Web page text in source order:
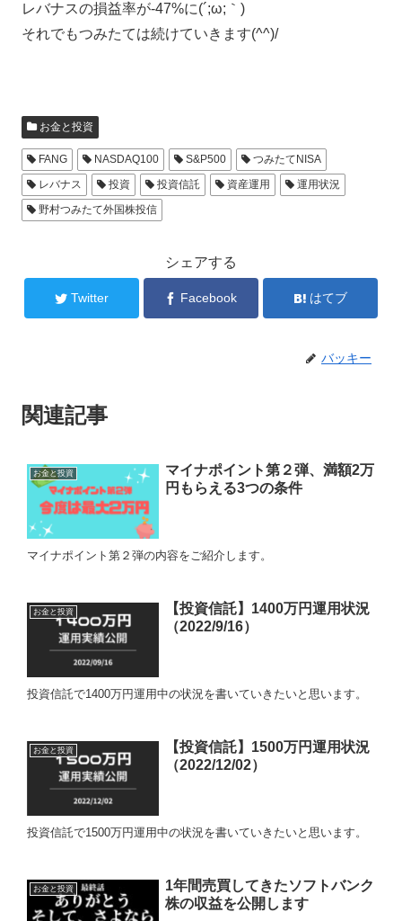
レバナスの損益率が-47%に(´;ω;｀)
それでもつみたては続けていきます(^^)/
お金と投資
FANG NASDAQ100 S&P500
つみたてNISA
レバナス
投資 投資信託 資産運用
運用状況
野村つみたて外国株投信
シェアする
Twitter Facebook はてブ
バッキー
関連記事
お金と投資
マイナポイント第２弾、満額2万
円もらえる3つの条件
マイナポイント第２弾の内容をご紹介します。
お金と投資
【投資信託】1400万円運用状況
（2022/9/16）
投資信託で1400万円運用中の状況を書いていきたいと思います。
お金と投資
【投資信託】1500万円運用状況
（2022/12/02）
投資信託で1500万円運用中の状況を書いていきたいと思います。
お金と投資
1年間売買してきたソフトバンク
株の収益を公開します